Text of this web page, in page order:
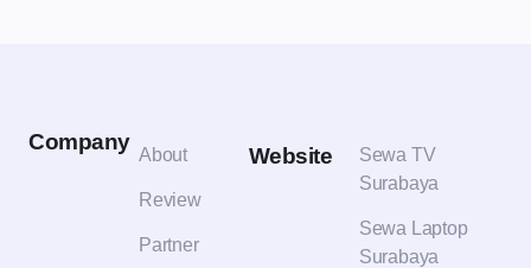
Company
About
Review
Partner
Website
Sewa TV
Surabaya
Sewa Laptop
Surabaya